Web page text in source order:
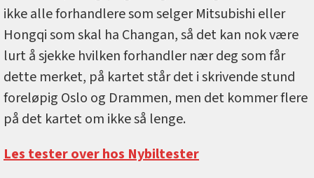
ikke alle forhandlere som selger Mitsubishi eller
Hongqi som skal ha Changan, så det kan nok være
lurt å sjekke hvilken forhandler nær deg som får
dette merket, på kartet står det i skrivende stund
foreløpig Oslo og Drammen, men det kommer flere
på det kartet om ikke så lenge.
Les tester over hos Nybiltester